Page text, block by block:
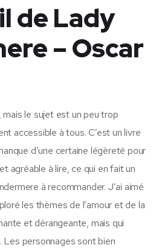
de Lady
– Oscar
mais le sujet est un peu trop
accessible à tous. C’est un livre
d’une certaine légèreté pour
agréable à lire, ce qui en fait un
à recommander. J’ai aimé
les thèmes de l’amour et de la
et dérangeante, mais qui
personnages sont bien